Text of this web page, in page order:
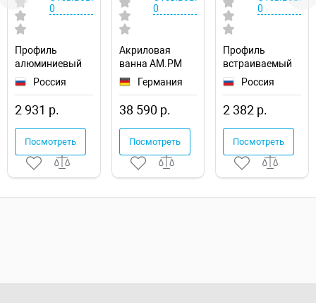
0
Профиль
алюминиевый
Arlight ARH-
LINE-EDGE-2000
ANOD 023894
Россия
2 931 р.
Посмотреть
0
Акриловая
ванна AM.PM
Func 170х70
W84A-170-070W-
A
Германия
38 590 р.
Посмотреть
0
Профиль
встраиваемый
Arlight MIC
Россия
2 382 р.
Посмотреть